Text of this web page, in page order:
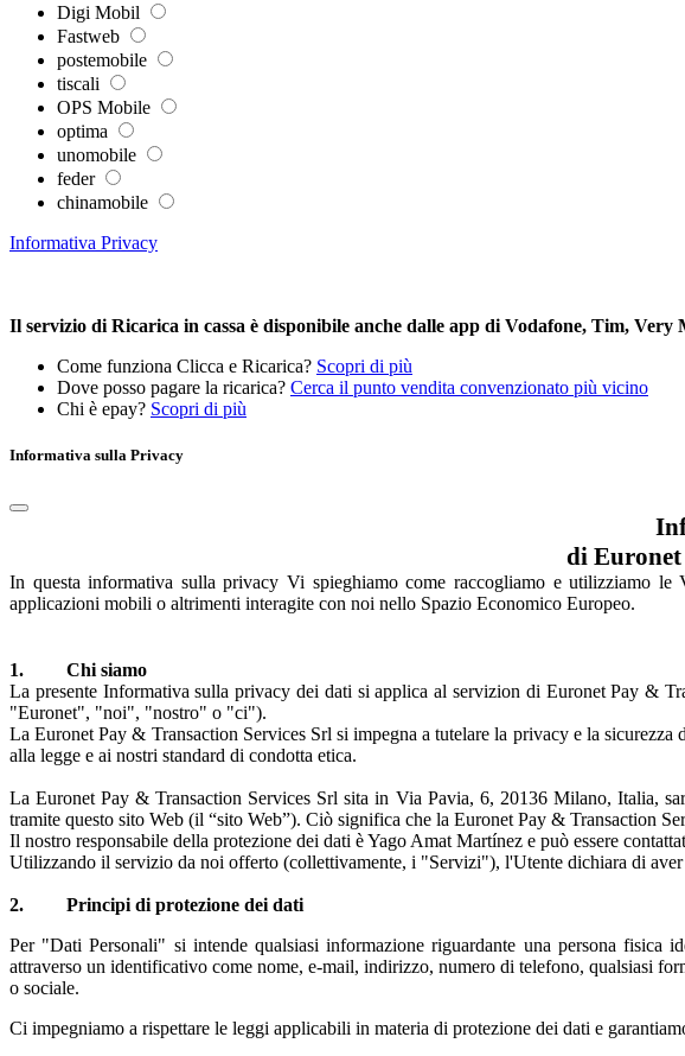
Digi Mobil
Fastweb
postemobile
tiscali
OPS Mobile
optima
unomobile
feder
chinamobile
Informativa Privacy
Il servizio di Ricarica in cassa è disponibile anche dalle app di Vodafone, Tim, Very
Come funziona Clicca e Ricarica? Scopri di più
Dove posso pagare la ricarica? Cerca il punto vendita convenzionato più vicino
Chi è epay? Scopri di più
Informativa sulla Privacy
di Euronet
In questa informativa sulla privacy Vi spieghiamo come raccogliamo e utilizziamo
applicazioni mobili o altrimenti interagite con noi nello Spazio Economico Europeo.
1. Chi siamo
La presente Informativa sulla privacy dei dati si applica al servizion di Euronet Pay &
"Euronet", "noi", "nostro" o "ci").
La Euronet Pay & Transaction Services Srl si impegna a tutelare la privacy e la
alla legge e ai nostri standard di condotta etica.
La Euronet Pay & Transaction Services Srl sita in Via Pavia, 6, 20136 Milano, Italia,
tramite questo sito Web (il “sito Web”). Ciò significa che la Euronet Pay & Transaction
Il nostro responsabile della protezione dei dati è Yago Amat Martínez e può essere
Utilizzando il servizio da noi offerto (collettivamente, i "Servizi"), l'Utente dichiara di
2. Principi di protezione dei dati
Per "Dati Personali" si intende qualsiasi informazione riguardante una persona fisica
attraverso un identificativo come nome, e-mail, indirizzo, numero di telefono, qualsiasi
o sociale.
Ci impegniamo a rispettare le leggi applicabili in materia di protezione dei dati e